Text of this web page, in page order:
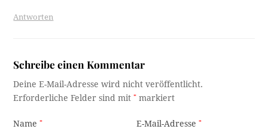
Antworten
Schreibe einen Kommentar
Deine E-Mail-Adresse wird nicht veröffentlicht.
Erforderliche Felder sind mit* markiert
Name* E-Mail-Adresse*